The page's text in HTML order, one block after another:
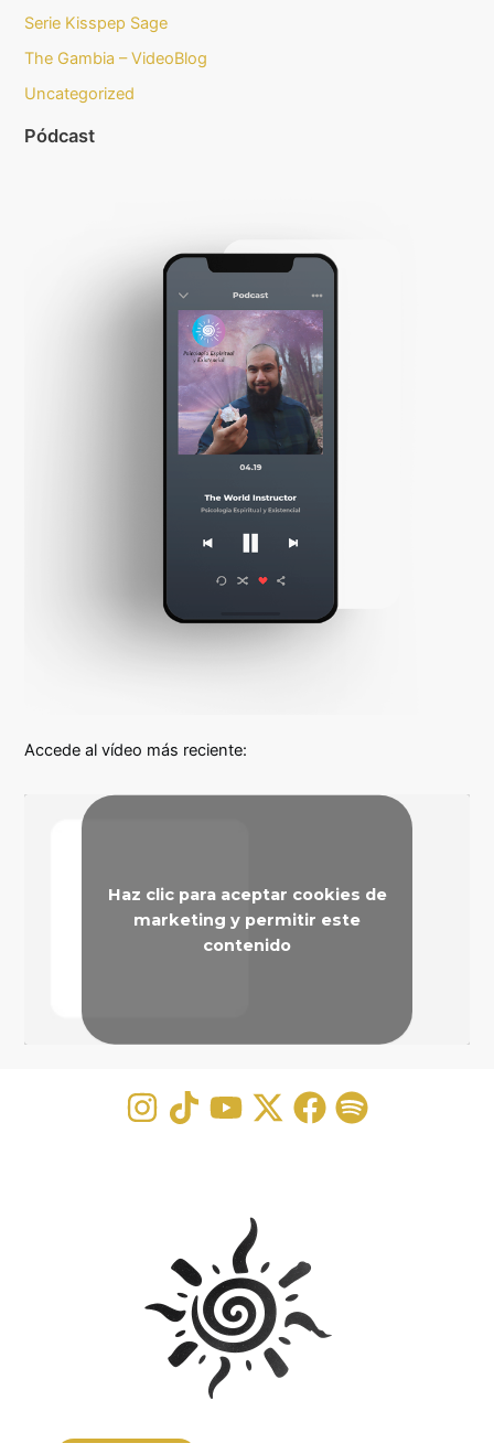
Serie Kisspep Sage
The Gambia – VideoBlog
Uncategorized
Pódcast
Accede al vídeo más reciente:
Haz clic para aceptar cookies de
marketing y permitir este
contenido